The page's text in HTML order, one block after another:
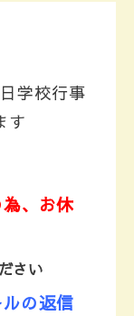
学校行事
す
、お休
さい
の返信